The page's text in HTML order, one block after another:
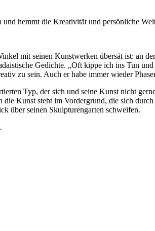
und hemmt die Kreativität und persönliche
mit seinen Kunstwerken übersät ist: an
Gedichte. „Oft kippe ich ins Tun
zu sein. Auch er habe immer wieder
Typ, der sich und seine Kunst nicht
Kunst steht im Vordergrund, die sich
über seinen Skulpturengarten schweifen.